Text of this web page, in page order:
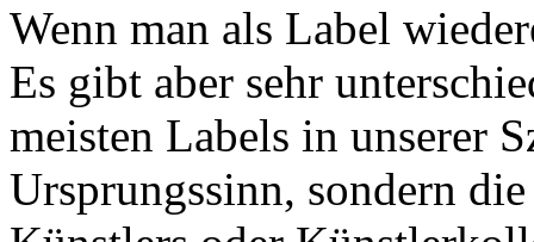
Wenn man als Label
Es gibt aber sehr
meisten Labels in unserer
Ursprungssinn, sondern